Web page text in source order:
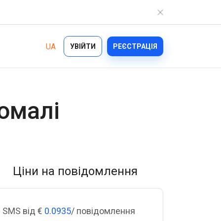
Automated Text Messaging
Галузі
Logistics
Services
UA УВІЙТИ
РЕЄСТРАЦІЯ
Ціни на повідомлення
SMS від € 0.0935/ повідомлення